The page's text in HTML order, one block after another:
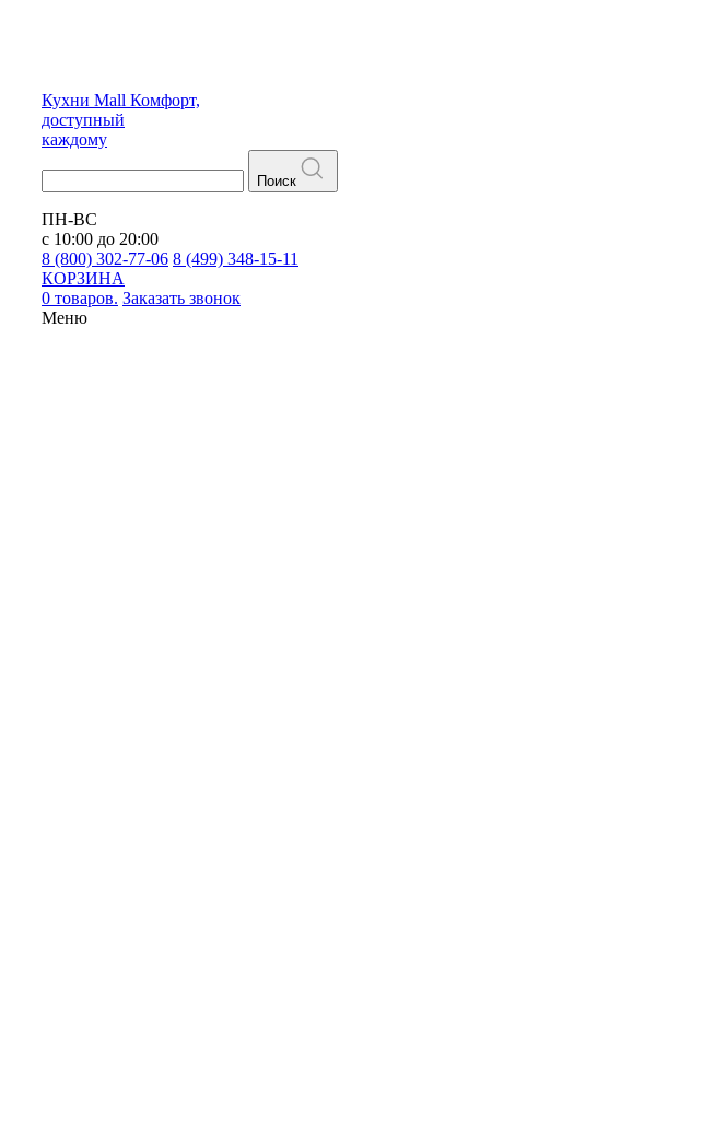
Кухни Mall Комфорт,
доступный
каждому
Поиск
ПН-ВС
с 10:00 до 20:00
8 (800) 302-77-06 8 (499) 348-15-11
КОРЗИНА
0 товаров. Заказать звонок
Меню